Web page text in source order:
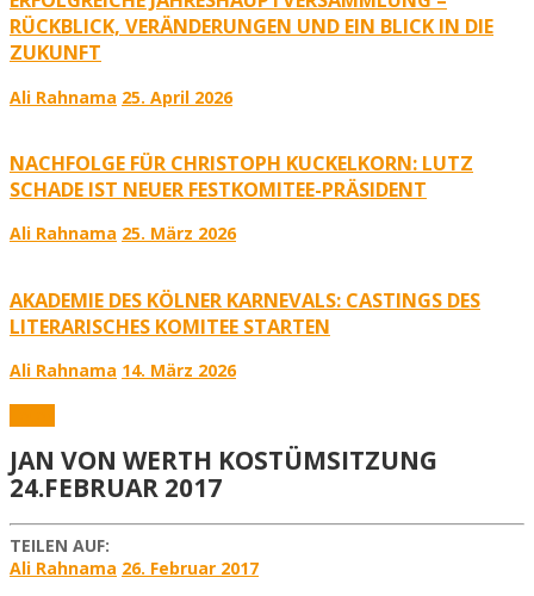
RÜCKBLICK, VERÄNDERUNGEN UND EIN BLICK IN DIE
ZUKUNFT
Ali Rahnama 25. April 2026
NACHFOLGE FÜR CHRISTOPH KUCKELKORN: LUTZ
SCHADE IST NEUER FESTKOMITEE-PRÄSIDENT
Ali Rahnama 25. März 2026
AKADEMIE DES KÖLNER KARNEVALS: CASTINGS DES
LITERARISCHES KOMITEE STARTEN
Ali Rahnama 14. März 2026
JAN VON WERTH KOSTÜMSITZUNG
24.FEBRUAR 2017
TEILEN AUF:
Ali Rahnama 26. Februar 2017